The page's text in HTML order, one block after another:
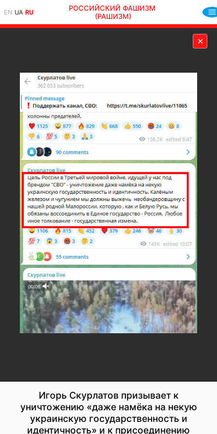
EN UA RU
РОССИЙСКИЙ ФАШИЗМ
(РАШИЗМ)
✕
Игорь Скурлатов призывает к
уничтожению «даже намёка на некую
украинскую государственность и
идентичность» и к присоединению